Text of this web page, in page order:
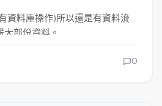
資料庫操作)所以還是有資料流
部份資料。
0